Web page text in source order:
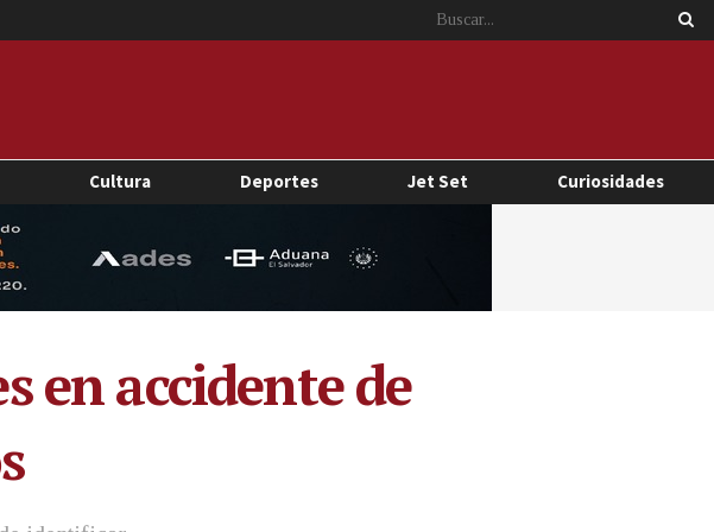
Cultura Deportes Jet Set Curiosidades
en accidente de